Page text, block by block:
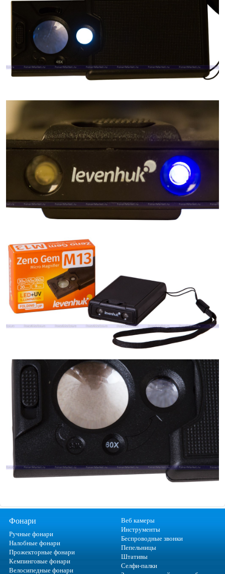
Фонари
Ручные фонари
Налобные фонари
Прожекторные фонари
Кемпинговые фонари
Велосипедные фонари
Веб камеры
Инструменты
Беспроводные звонки
Пепельницы
Штативы
Селфи-палки